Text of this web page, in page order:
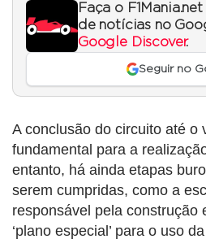
Faça o
de notícias no
Google Discover.
Seguir no
A conclusão do circuito até o
fundamental para a
entanto, há ainda etapas
serem cumpridas, como a
responsável pela construção
‘plano especial’ para o uso